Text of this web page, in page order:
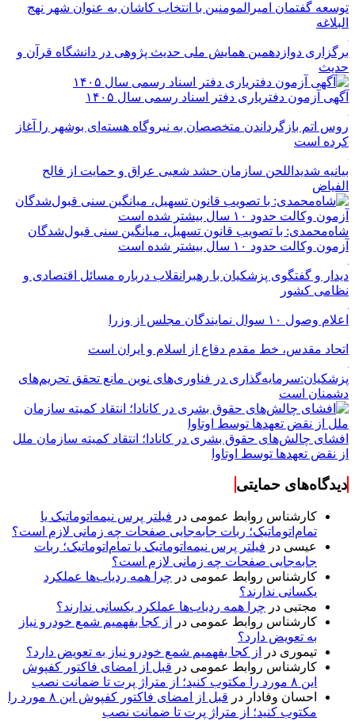
توسعه گفتمان امیرالمومنین با انتخاب کاشان به عنوان شهر نهج
البلاغه
برگزاری دوازدهمین همایش ملی حدیث پژوهی در دانشگاه قرآن و
حدیث
آگهی آزمون دفتریاری دفتر اسناد رسمی سال ۱۴۰۵
روس اتم بازگرداندن متخصصان به نیروگاه هسته‌ای بوشهر را آغاز
کرده است
بیانیه شدیداللحن سازمان حشد شعبی عراق و حمایت از فالح
الفیاض
شاه‌محمدی: با تصویب قانون تسهیل، میانگین سنی قبول‌شدگان
آزمون وکالت حدود ۱۰ سال بیشتر شده است
دیدار و گفتگوی پزشکیان با رهبرانقلاب درباره مسائل اقتصادی و
نظامی کشور
اعلام وصول ۱۰ سوال نمایندگان مجلس از وزرا
اتحاد مقدس، خط مقدم دفاع از اسلام و ایران است
پزشکیان:سرمایه‌گذاری در فناوری‌های نوین مانع تحقق تحریم‌های
دشمنان است
افشای چالش‌های حقوق بشری در کانادا؛ انتقاد کمیته سازمان ملل
از نقض تعهد‌ها توسط اوتاوا
دیدگاه‌های حمایتی
کارشناس روابط عمومی در فیلتر پرس نیمه‌اتوماتیک یا
تمام‌اتوماتیک؛ ربات جابه‌جایی صفحات چه زمانی لازم است؟
عیسی در فیلتر پرس نیمه‌اتوماتیک یا تمام‌اتوماتیک؛ ربات
جابه‌جایی صفحات چه زمانی لازم است؟
کارشناس روابط عمومی در چرا همه ردیاب‌ها عملکرد
یکسانی ندارند؟
مجتبی در چرا همه ردیاب‌ها عملکرد یکسانی ندارند؟
کارشناس روابط عمومی در
از کجا بفهمیم شمع خودرو نیاز
به تعویض دارد؟
تیموری در
از کجا بفهمیم شمع خودرو نیاز به تعویض دارد؟
کارشناس روابط عمومی در قبل از امضای فاکتور کفپوش
این ۸ مورد را مکتوب کنید؛ از متراژ پرت تا ضمانت نصب
احسان وفادار در
قبل از امضای فاکتور کفپوش این ۸ مورد را
مکتوب کنید؛ از متراژ پرت تا ضمانت نصب